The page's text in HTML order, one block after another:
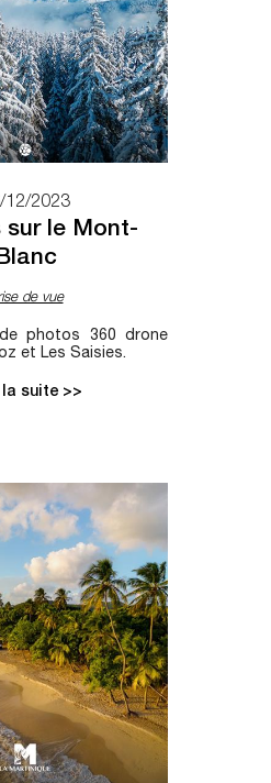
12/2023
sur le Mont-
de vue
photos 360 drone
et Les Saisies.
la suite >>